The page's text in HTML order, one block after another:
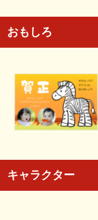
おもしろ
キャラクター